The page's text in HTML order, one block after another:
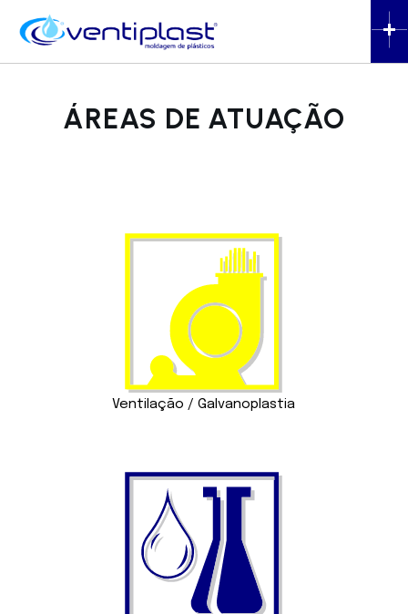
ÁREAS DE ATUAÇÃO
Ventilação / Galvanoplastia